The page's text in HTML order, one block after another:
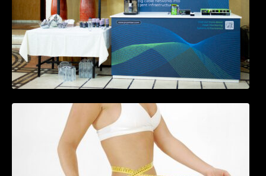
Tratamentul Wegovy® generează o scădere
în greutate de până la 22,6% la femei în
perioada menopauzei și reduce la jumătate
riscul de migrene